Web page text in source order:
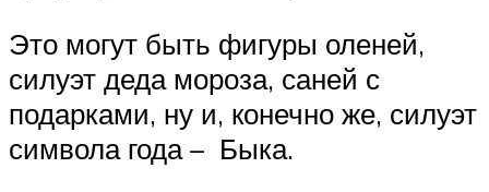
Это могут быть фигуры оленей,
силуэт деда мороза, саней с
подарками, ну и, конечно же, силуэт
символа года – Быка.